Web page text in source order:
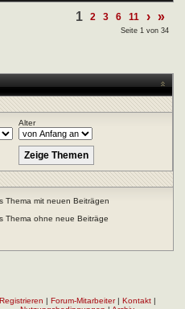
1 2 3 6 11 › »
Seite 1 von 34
Alter
Thema mit neuen Beiträgen
Thema ohne neue Beiträge
Registrieren | Forum-Mitarbeiter| Kontakt|